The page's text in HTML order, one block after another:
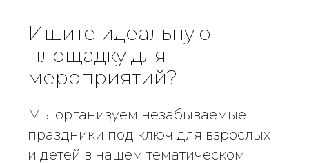
Ищите идеальную
площадку для
мероприятий?
Мы организуем незабываемые
праздники под ключ для взрослых
и детей в нашем тематическом